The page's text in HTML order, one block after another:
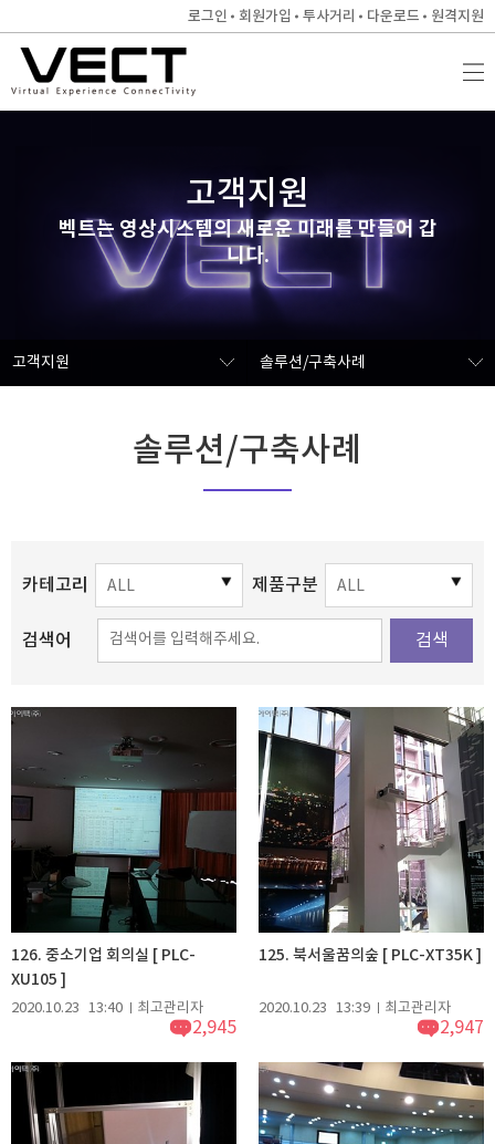
로그인 회원가입 투사거리 다운로드 원격지원
고객지원
벡트는 영상시스템의 새로운 미래를 만들어 갑
니다.
고객지원 솔루션/구축사례
솔루션/구축사례
카테고리 제품구분
검색어 검색
126. 중소기업 회의실 [ PLC-
XU105 ]
2020.10.23 13:40 최고관리자
2,945
125. 북서울꿈의숲 [ PLC-XT35K ]
2020.10.23 13:39 최고관리자
2,947